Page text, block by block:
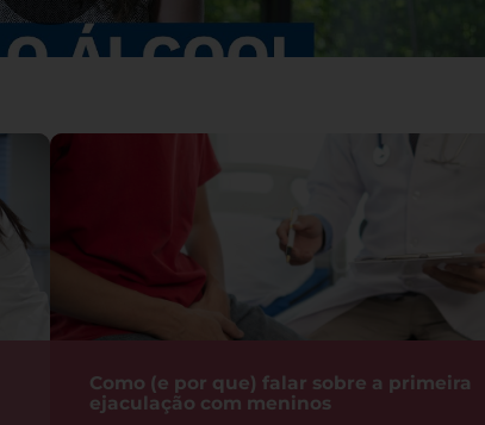
Como (e por que) falar sobre a primeira
ejaculação com meninos